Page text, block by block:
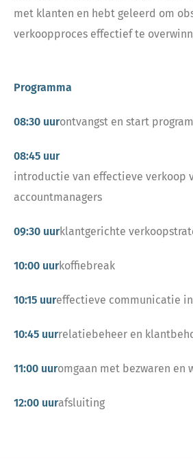
met klanten en hebt geleerd om
verkoopproces effectief te
Programma
08:30 uurontvangst en start
08:45 uur
introductie van effectieve verkoop
accountmanagers
09:30 uurklantgerichte
10:00 uurkoffiebreak
10:15 uureffectieve communicatie
10:45 uurrelatiebeheer en
11:00 uuromgaan met bezwaren en
12:00 uurafsluiting